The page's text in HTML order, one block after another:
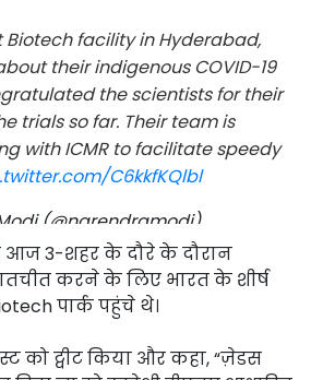
Biotech facility in Hyderabad,
their indigenous COVID-19
the scientists for their
trials so far. Their team is
with ICMR to facilitate speedy
C6kkfKQlbl
(@narendramodi)
2020आज 3-शहर के दौरे के दौरान
करने के लिए भारत के शीर्ष
पार्क पहुंचे थे।
को ट्वीट किया और कहा, “ज़ेडस